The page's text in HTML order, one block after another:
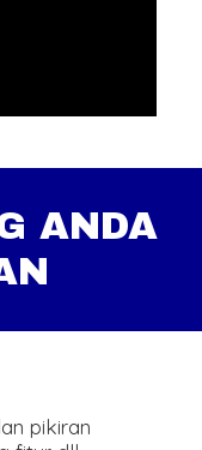
ANDA
pikiran